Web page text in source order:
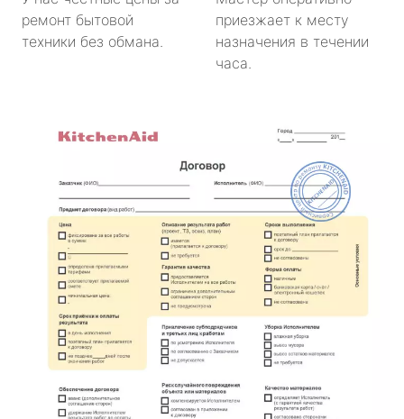
ремонт бытовой
техники без обмана.
приезжает к месту
назначения в течении
часа.